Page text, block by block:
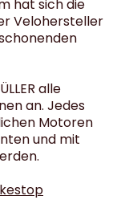
hat sich die
Velohersteller
alle
an. Jedes
Motoren
und mit